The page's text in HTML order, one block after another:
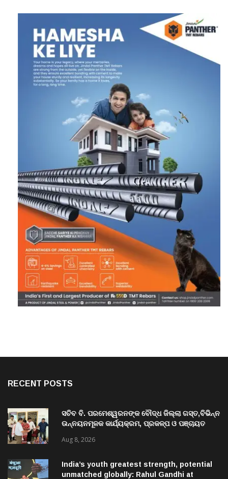
RECENT POSTS
ସଚିବ ବି. ପରମେଶ୍ୱରନଙ୍କ ବୌଦ୍ଧ ଜିଲ୍ଲା ଗସ୍ତ,ବିଭିନ୍ନ
ଉନ୍ନୟନମୂଳକ କାର୍ଯ୍ୟକ୍ରମ, ପ୍ରକଳ୍ପ ଓ ପଞ୍ଚାୟତ
Aug 8, 2026
India’s youth greatest strength, potential
unmatched globally: Rahul Gandhi at